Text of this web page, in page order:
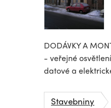
DODÁVKY A
- veřejné
datové a
Stavebniny